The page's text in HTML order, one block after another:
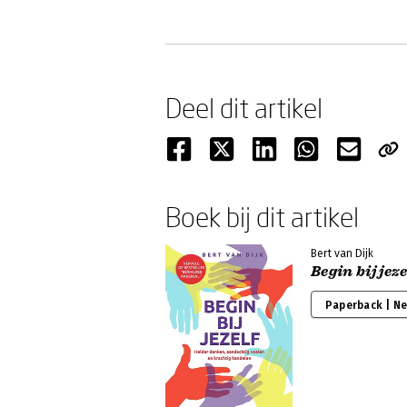
Deel dit artikel
Boek bij dit artikel
Bert van Dijk
Begin bij
Paperback |